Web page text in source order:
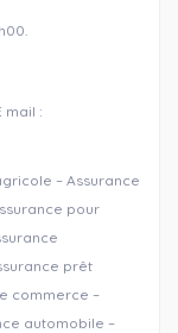
mail :
– Assurance
pour
prêt
commerce –
automobile –